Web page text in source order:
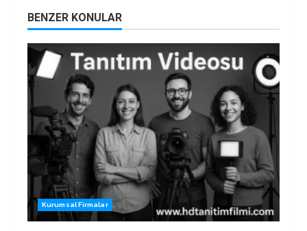
BENZER KONULAR
Kurumsal Firmalar